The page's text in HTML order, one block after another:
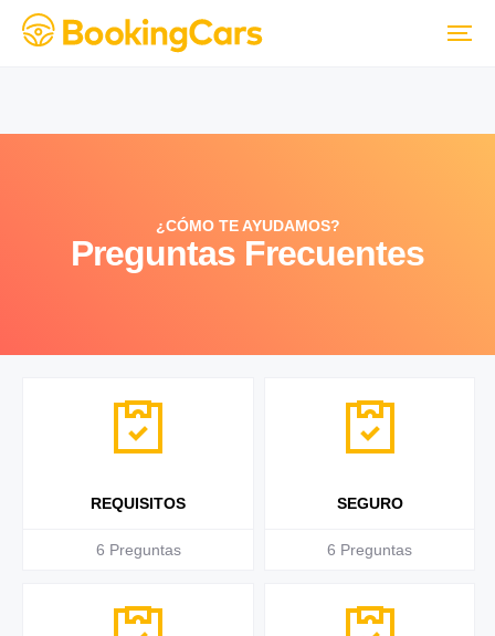
¿CÓMO TE AYUDAMOS?
Preguntas Frecuentes
REQUISITOS
6 Preguntas
SEGURO
6 Preguntas